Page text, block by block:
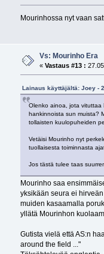
Mourinhossa nyt vaan
Vs: Mourinho Era
«Vastaus #13 :
Lainaus käyttäjältä: Joey -
Olenko ainoa, jota vituttaa
hankinnoista sun muista?
tollaisten kuulopuheiden
Vetäisi Mourinho nyt
tuollaisesta toiminnasta
Jos tästä tulee taas
Mourinho saa
yksikään seura ei
muiden kasaamalla
yllätä Mourinhon
Gutista vielä että AS:n
around the field ..."